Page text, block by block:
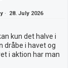
· 28. July 2026
kun det halve i
dråbe i havet og
i aktion har man